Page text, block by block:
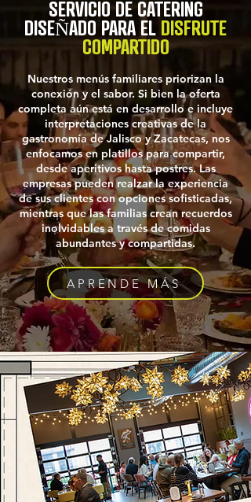
SERVICIO DE CATERING
DISEÑADO PARA EL DISFRUTE
COMPARTIDO
Nuestros menús familiares priorizan la
conexión y el sabor. Si bien la oferta
completa aún está en desarrollo e incluye
interpretaciones creativas de la
gastronomía de Jalisco y Zacatecas, nos
enfocamos en platillos para compartir,
desde aperitivos hasta postres. Las
empresas pueden realzar la experiencia
de sus clientes con opciones sofisticadas,
mientras que las familias crean recuerdos
inolvidables a través de comidas
abundantes y compartidas.
APRENDE MÁS